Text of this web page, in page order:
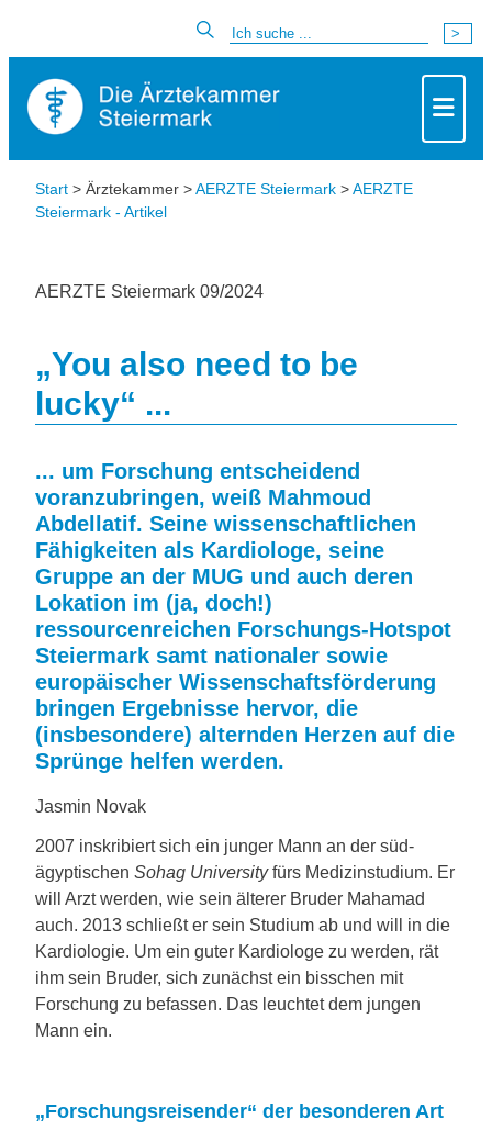
Start > Ärztekammer >AERZTE Steiermark >AERZTE
Steiermark - Artikel
AERZTE Steiermark 09/2024
„You also need to be
lucky“ ...
... um Forschung entscheidend
voranzubringen, weiß Mahmoud
Abdellatif. Seine wissenschaftlichen
Fähigkeiten als Kardiologe, seine
Gruppe an der MUG und auch deren
Lokation im (ja, doch!)
ressourcenreichen Forschungs-Hotspot
Steiermark samt nationaler sowie
europäischer Wissenschaftsförderung
bringen Ergebnisse hervor, die
(insbesondere) alternden Herzen auf die
Sprünge helfen werden.
Jasmin Novak
2007 inskribiert sich ein junger Mann an der süd­
ägyptischen Sohag Universityfürs Medizinstudium. Er
will Arzt werden, wie sein älterer Bruder Mahamad
auch. 2013 schließt er sein Studium ab und will in die
Kardiologie. Um ein guter Kardiologe zu werden, rät
ihm sein Bruder, sich zunächst ein bisschen mit
Forschung zu befassen. Das leuchtet dem jungen
Mann ein.
„Forschungsreisender“ der besonderen Art